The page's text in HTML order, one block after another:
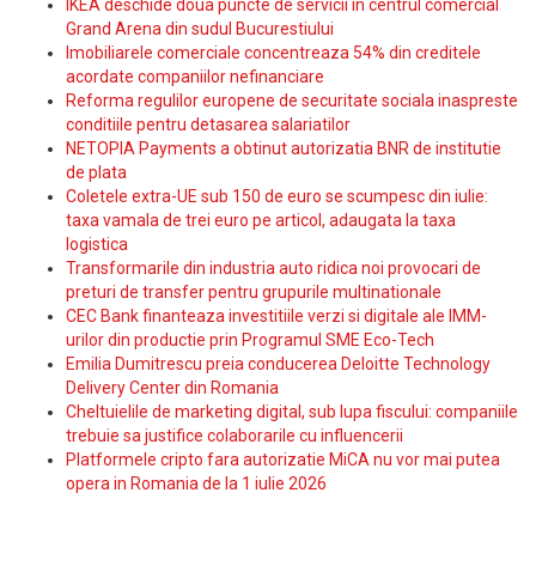
IKEA deschide doua puncte de servicii in centrul comercial
Grand Arena din sudul Bucurestiului
Imobiliarele comerciale concentreaza 54% din creditele
acordate companiilor nefinanciare
Reforma regulilor europene de securitate sociala inaspreste
conditiile pentru detasarea salariatilor
NETOPIA Payments a obtinut autorizatia BNR de institutie
de plata
Coletele extra-UE sub 150 de euro se scumpesc din iulie:
taxa vamala de trei euro pe articol, adaugata la taxa
logistica
Transformarile din industria auto ridica noi provocari de
preturi de transfer pentru grupurile multinationale
CEC Bank finanteaza investitiile verzi si digitale ale IMM-
urilor din productie prin Programul SME Eco-Tech
Emilia Dumitrescu preia conducerea Deloitte Technology
Delivery Center din Romania
Cheltuielile de marketing digital, sub lupa fiscului: companiile
trebuie sa justifice colaborarile cu influencerii
Platformele cripto fara autorizatie MiCA nu vor mai putea
opera in Romania de la 1 iulie 2026